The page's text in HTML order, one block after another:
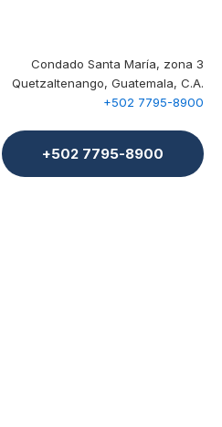
Condado Santa María, zona 3
Quetzaltenango, Guatemala, C.A.
+502 7795-8900
+502 7795-8900